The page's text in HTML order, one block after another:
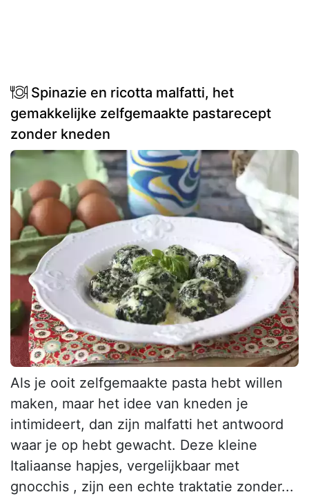
Spinazie en ricotta malfatti, het
gemakkelijke zelfgemaakte pastarecept
zonder kneden
Als je ooit zelfgemaakte pasta hebt willen
maken, maar het idee van kneden je
intimideert, dan zijn malfatti het antwoord
waar je op hebt gewacht. Deze kleine
Italiaanse hapjes, vergelijkbaar met
gnocchis , zijn een echte traktatie zonder...